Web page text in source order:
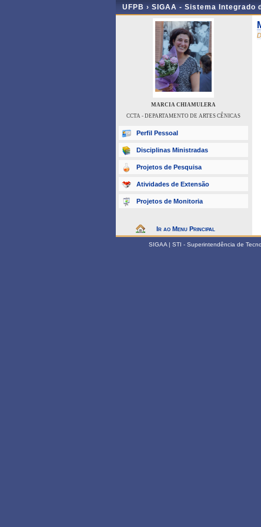
UFPB › SIGAA - Sistema Integrado
MARCIA CHIAMULERA
CCTA - DEPARTAMENTO DE ARTES CÊNICAS
Perfil Pessoal
Disciplinas Ministradas
Projetos de Pesquisa
Atividades de Extensão
Projetos de Monitoria
Ir ao Menu Principal
SIGAA | STI - Superintendência de